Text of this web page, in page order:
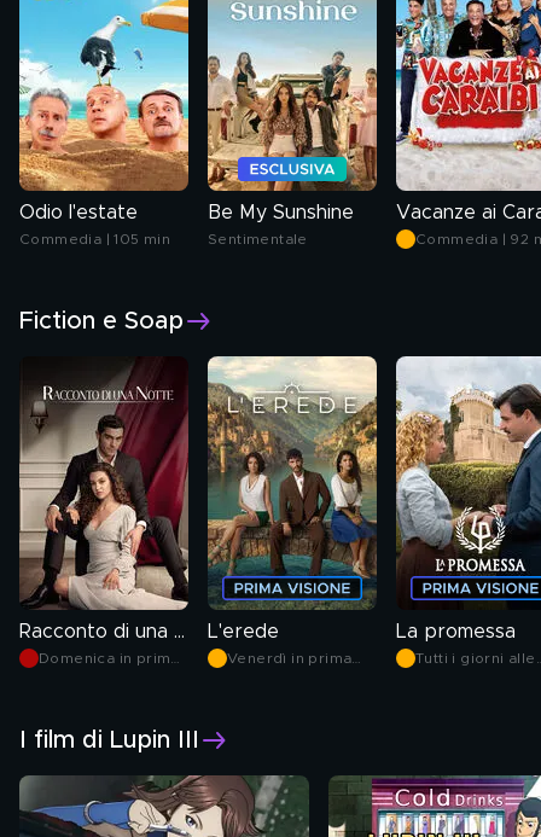
Odio l'estate
Commedia | 105 min
Be My Sunshine
Sentimentale Commedia | 92
Fiction e Soap
Racconto di una notte
Domenica in prima
L'erede
Venerdì in prima
La promessa
Tutti i giorni alle
I film di Lupin III